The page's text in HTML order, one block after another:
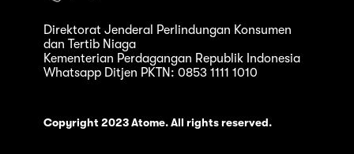
Direktorat Jenderal Perlindungan Konsumen
dan Tertib Niaga
Kementerian Perdagangan Republik Indonesia
Whatsapp Ditjen PKTN: 0853 1111 1010
Copyright 2023 Atome. All rights reserved.